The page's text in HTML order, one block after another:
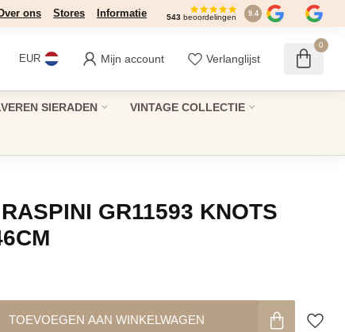
ons Stores Informatie 543 beoordelingen 9.4
EUR Mijn account Verlanglijst
0
SIERADEN VINTAGE COLLECTIE
GR11593 KNOTS
TOEVOEGEN AAN WINKELWAGEN